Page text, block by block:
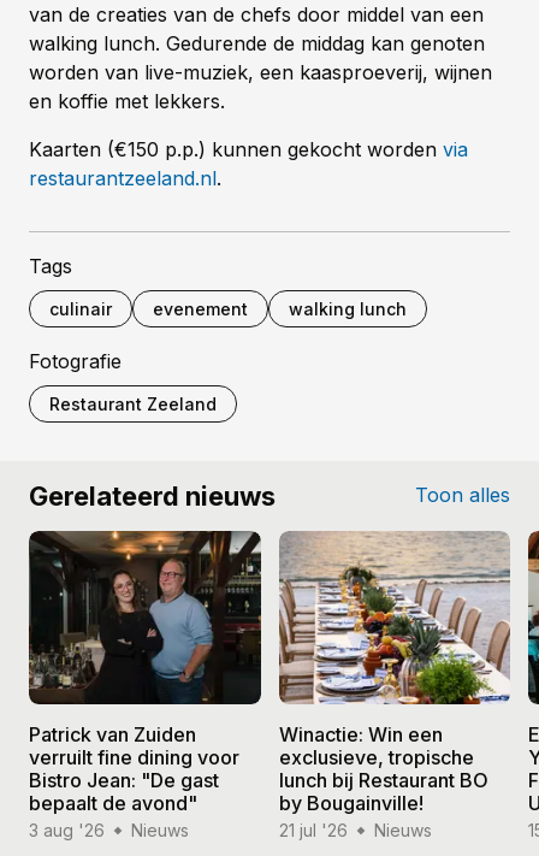
van de creaties van de chefs door middel van een
walking lunch. Gedurende de middag kan genoten
worden van live-muziek, een kaasproeverij, wijnen
en koffie met lekkers.
Kaarten (€150 p.p.) kunnen gekocht worden via
restaurantzeeland.nl.
Tags
culinair evenement walking lunch
Fotografie
Restaurant Zeeland
Gerelateerd nieuws Toon alles
Patrick van Zuiden
verruilt fine dining voor
Bistro Jean: "De gast
bepaalt de avond"
3 aug '26 Nieuws
Winactie: Win een
exclusieve, tropische
lunch bij Restaurant BO
by Bougainville!
21 jul '26 Nieuws